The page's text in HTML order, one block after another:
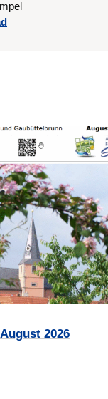
2026